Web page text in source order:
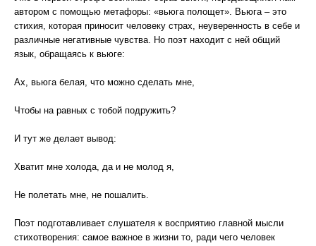
автором с помощью метафоры: «вьюга полощет». Вьюга – это
стихия, которая приносит человеку страх, неуверенность в себе и
различные негативные чувства. Но поэт находит с ней общий
язык, обращаясь к вьюге:
Ах, вьюга белая, что можно сделать мне,
Чтобы на равных с тобой подружить?
И тут же делает вывод:
Хватит мне холода, да и не молод я,
Не полетать мне, не пошалить.
Поэт подготавливает слушателя к восприятию главной мысли
стихотворения: самое важное в жизни то, ради чего человек